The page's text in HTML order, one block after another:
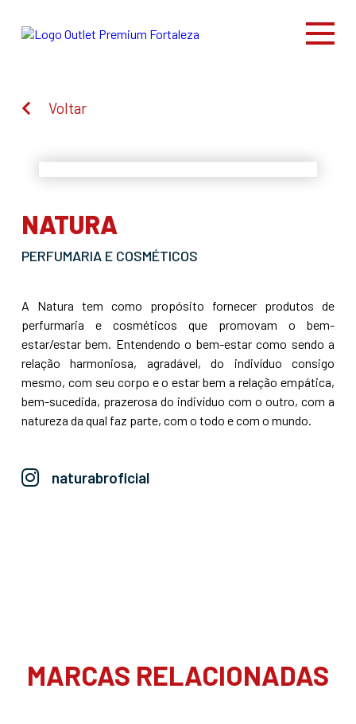
Voltar
NATURA
PERFUMARIA E COSMÉTICOS
A Natura tem como propósito fornecer produtos de
perfurmaria e cosméticos que promovam o bem-
estar/estar bem. Entendendo o bem-estar como sendo a
relação harmoniosa, agradável, do indivíduo consigo
mesmo, com seu corpo e o estar bem a relação empática,
bem-sucedida, prazerosa do indivíduo com o outro, com a
natureza da qual faz parte, com o todo e com o mundo.
naturabroficial
MARCAS RELACIONADAS